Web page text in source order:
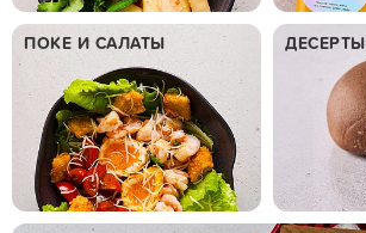
ПОКЕ И САЛАТЫ ДЕСЕРТЫ